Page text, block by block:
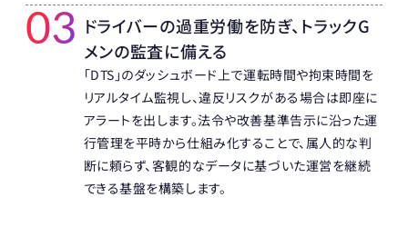
03 ドライバーの過重労働を防ぎ、トラックG
メンの監査に備える
「DTS」のダッシュボード上で運転時間や拘束時間を
リアルタイム監視し、違反リスクがある場合は即座に
アラートを出します。法令や改善基準告示に沿った運
行管理を平時から仕組み化することで、属人的な判
断に頼らず、客観的なデータに基づいた運営を継続
できる基盤を構築します。